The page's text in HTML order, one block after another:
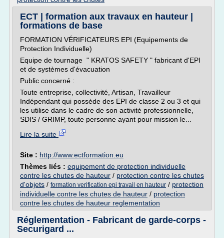
ECT | formation aux travaux en hauteur |
formations de base
FORMATION VÉRIFICATEURS EPI (Equipements de
Protection Individuelle)
Equipe de tournage " KRATOS SAFETY " fabricant d'EPI
et de systèmes d'évacuation
Public concerné :
Toute entreprise, collectivité, Artisan, Travailleur
Indépendant qui possède des EPI de classe 2 ou 3 et qui
les utilise dans le cadre de son activité professionnelle,
SDIS / GRIMP, toute personne ayant pour mission le...
Lire la suite
Site : http://www.ectformation.eu
Thèmes liés : equipement de protection individuelle
contre les chutes de hauteur / protection contre les chutes
d'objets / formation verification epi travail en hauteur / protection
individuelle contre les chutes de hauteur / protection
contre les chutes de hauteur reglementation
Réglementation - Fabricant de garde-corps -
Securigard ...